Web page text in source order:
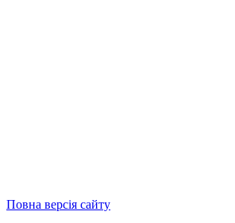
Повна версія сайту